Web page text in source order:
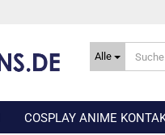
Alle
COSPLAY ANIME